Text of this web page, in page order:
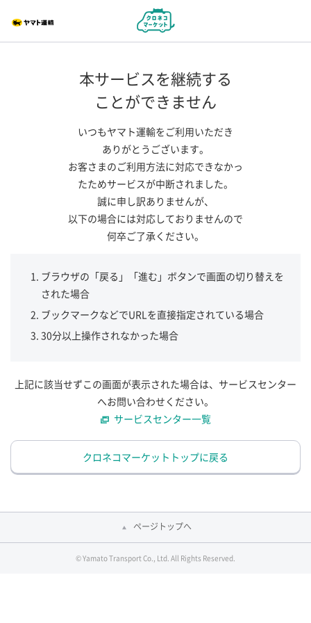
本サービスを継続する
ことができません
いつもヤマト運輸をご利用いただき
ありがとうございます。
お客さまのご利用方法に対応できなかっ
たためサービスが中断されました。
誠に申し訳ありませんが、
以下の場合には対応しておりませんので
何卒ご了承ください。
ブラウザの「戻る」「進む」ボタンで画面の切り替えを
された場合
ブックマークなどでURLを直接指定されている場合
30分以上操作されなかった場合
上記に該当せずこの画面が表示された場合は、サービスセンター
へお問い合わせください。
サービスセンター一覧
クロネコマーケットトップに戻る
ページトップへ
© Yamato Transport Co., Ltd. All Rights Reserved.